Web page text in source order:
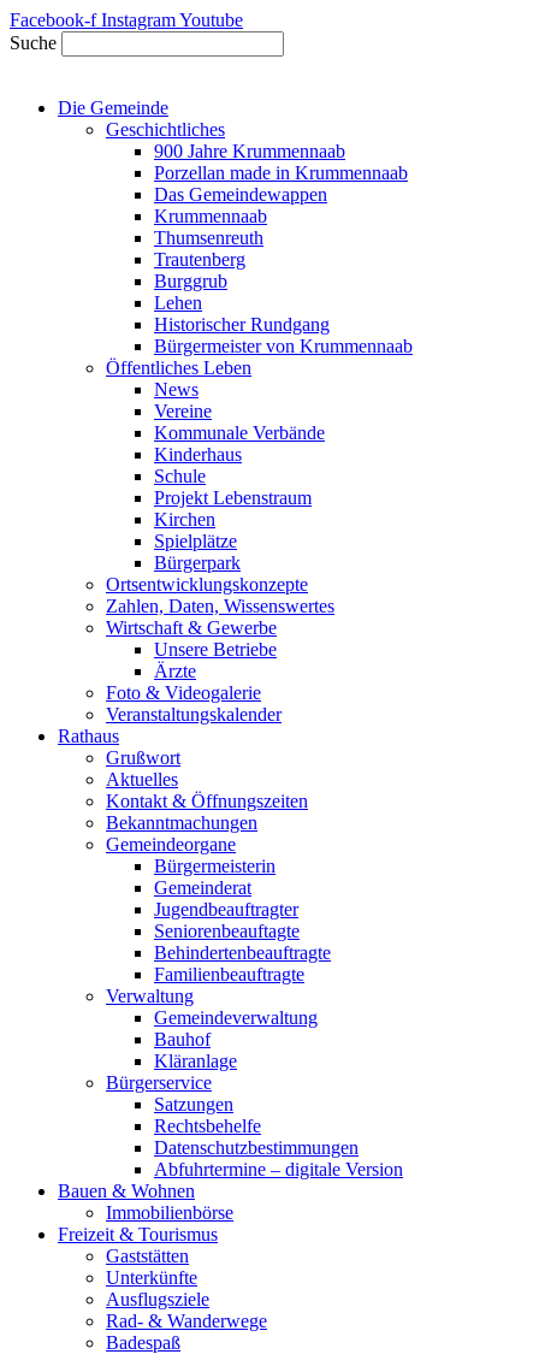
Zum
Inhalt
springen
Facebook-f InstagramYoutube
Suche
Die Gemeinde
Geschichtliches
900 Jahre Krummennaab
Porzellan made in Krummennaab
Das Gemeindewappen
Krummennaab
Thumsenreuth
Trautenberg
Burggrub
Lehen
Historischer Rundgang
Bürgermeister von Krummennaab
Öffentliches Leben
News
Vereine
Kommunale Verbände
Kinderhaus
Schule
Projekt Lebenstraum
Kirchen
Spielplätze
Bürgerpark
Ortsentwicklungskonzepte
Zahlen, Daten, Wissenswertes
Wirtschaft & Gewerbe
Unsere Betriebe
Ärzte
Foto & Videogalerie
Veranstaltungskalender
Rathaus
Grußwort
Aktuelles
Kontakt & Öffnungszeiten
Bekanntmachungen
Gemeindeorgane
Bürgermeisterin
Gemeinderat
Jugendbeauftragter
Seniorenbeauftagte
Behindertenbeauftragte
Familienbeauftragte
Verwaltung
Gemeindeverwaltung
Bauhof
Kläranlage
Bürgerservice
Satzungen
Rechtsbehelfe
Datenschutzbestimmungen
Abfuhrtermine – digitale Version
Bauen & Wohnen
Immobilienbörse
Freizeit & Tourismus
Gaststätten
Unterkünfte
Ausflugsziele
Rad- & Wanderwege
Badespaß